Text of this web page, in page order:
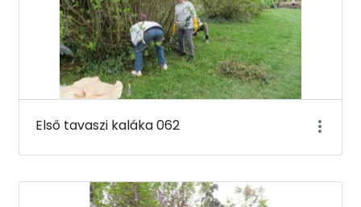
Első tavaszi kaláka 062